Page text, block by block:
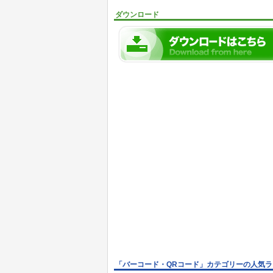
ダウンロード
「バーコード・QRコード」カテゴリーの人気